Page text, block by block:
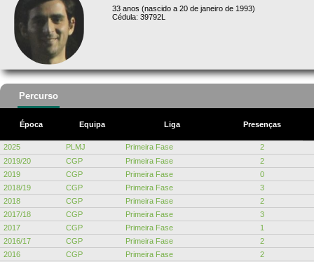
33 anos (nascido a 20 de janeiro de 1993)
Cédula: 39792L
Percurso
Época Equipa Liga Presenças
2025 PLMJ Primeira Fase
2
2019/20
CGP Primeira Fase
2
2019
CGP Primeira Fase
0
2018/19
CGP Primeira Fase
3
2018
CGP Primeira Fase
2
2017/18
CGP Primeira Fase
3
2017
CGP Primeira Fase
1
2016/17
CGP Primeira Fase
2
2016
CGP Primeira Fase
2